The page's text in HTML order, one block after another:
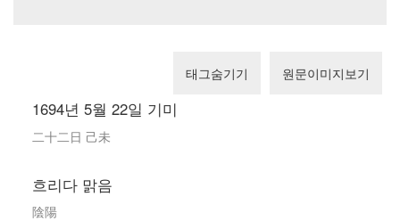
태그숨기기 원문이미지보기
1694년 5월 22일 기미
二十二日 己未
흐리다 맑음
陰陽